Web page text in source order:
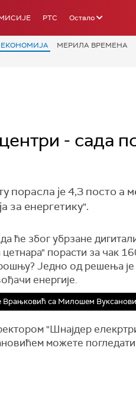
РТС Остало
ЕКОНОМИЈА МЕРИЛА ВРЕМЕНА
- сада
порасла је 4,3 посто а
за енергетику".
ће због убрзане
порасти за чак
Једно од решења је
енергије.
Врањковић са Милошем
"Шнајдер
можете погледати